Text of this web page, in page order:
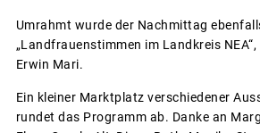
Umrahmt wurde der Nachmittag
„Landfrauenstimmen im Landkreis
Erwin Mari.
Ein kleiner Marktplatz verschiedener
rundet das Programm ab. Danke an